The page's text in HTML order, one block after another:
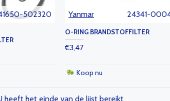
502320 Yanmar 24341-
O-RING BRANDSTOFFILTER
€3,47
Koop nu
heeft het einde van de lijst bereikt